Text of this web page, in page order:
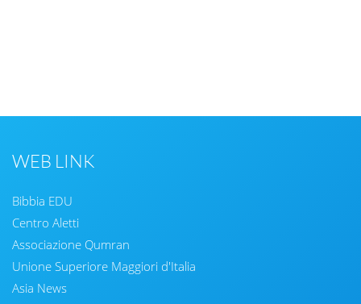
WEB LINK
Bibbia EDU
Centro Aletti
Associazione Qumran
Unione Superiore Maggiori d'Italia
Asia News